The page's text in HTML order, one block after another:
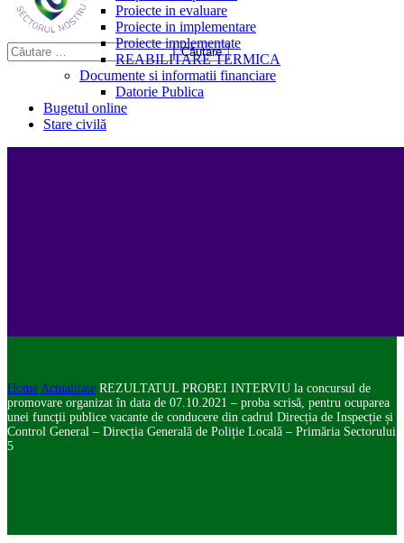
Proiecte in evaluare
Proiecte in implementare
Proiecte implementate
REABILITARE TERMICA
Documente si informatii financiare
Datorie Publica
Bugetul online
Stare civilă
Home Actualitate REZULTATUL PROBEI INTERVIU la concursul de
promovare organizat în data de 07.10.2021 – proba scrisă, pentru ocuparea
unei funcţii publice vacante de conducere din cadrul Direcția de Inspecție și
Control General – Direcția Generală de Poliție Locală – Primăria Sectorului
5